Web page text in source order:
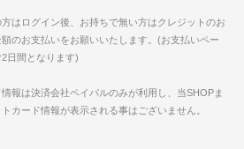
はログイン後、お持ちで無い方はクレジットのお
のお支払いをお願いいたします。(お支払いペー
日間となります)
報は決済会社ペイパルのみが利用し、当SHOPま
カード情報が表示される事はございません。